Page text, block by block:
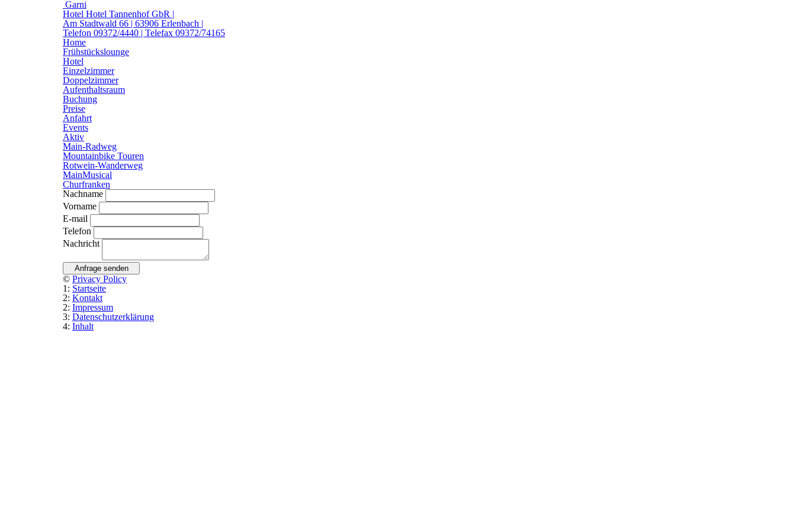
Garni
Hotel Hotel Tannenhof GbR |
Am Stadtwald 66 | 63906 Erlenbach |
Telefon 09372/4440 | Telefax 09372/74165
Home
Frühstückslounge
Hotel
Einzelzimmer
Doppelzimmer
Aufenthaltsraum
Buchung
Preise
Anfahrt
Events
Aktiv
Main-Radweg
Mountainbike Touren
Rotwein-Wanderweg
MainMusical
Churfranken
Nachname
Vorname
E-mail
Telefon
Nachricht
Anfrage senden
© Privacy Policy
1: Startseite
2: Kontakt
2: Impressum
3: Datenschutzerklärung
4: Inhalt